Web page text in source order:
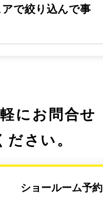
で絞り込んで事
にお問合せ
ださい。
ショールーム予約